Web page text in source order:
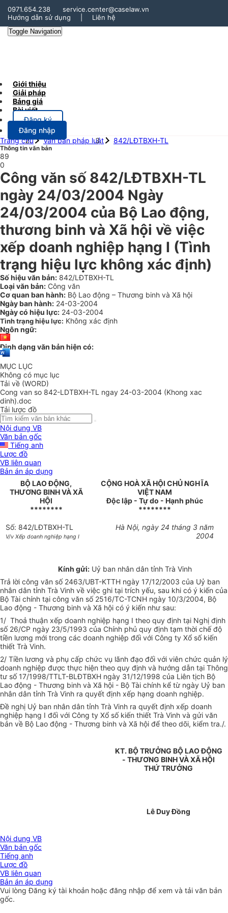
0971.654.238
service.center@caselaw.vn
Hướng dẫn sử dụng
Liên hệ
Toggle Navigation
Giới thiệu
Giải pháp
Bảng giá
Bài viết
Đăng ký
Đăng nhập
Trang chủ
Văn bản pháp luật 842/LĐTBXH-TL
Thông tin văn bản
89
0
Công văn số 842/LĐTBXH-TL
ngày 24/03/2004 Ngày
24/03/2004 của Bộ Lao động,
thương binh và Xã hội về việc
xếp doanh nghiệp hạng I (Tình
trạng hiệu lực không xác định)
Số hiệu văn bản: 842/LĐTBXH-TL
Loại văn bản: Công văn
Cơ quan ban hành: Bộ Lao động – Thương binh và Xã hội
Ngày ban hành: 24-03-2004
Ngày có hiệu lực: 24-03-2004
Tình trạng hiệu lực: Không xác định
Ngôn ngữ:
Định dạng văn bản hiện có:
MỤC LỤC
Không có mục lục
Tải về (WORD)
Cong van so 842-LDTBXH-TL ngay 24-03-2004 (Khong xac
dinh).doc
Tải lược đồ
Nội dung VB
Văn bản gốc
Tiếng anh
Lược đồ
VB liên quan
Bản án áp dụng
BỘ LAO ĐỘNG,
THƯƠNG BINH VÀ XÃ
HỘI
********
CỘNG HOÀ XÃ HỘI CHỦ NGHĨA
VIỆT NAM
Độc lập - Tự do - Hạnh phúc
********
Số: 842/LĐTBXH-TL
V/v Xếp doanh nghiệp hạng I
Hà Nội, ngày 24 tháng 3 năm
2004
Kính gửi: Uỷ ban nhân dân tỉnh Trà Vinh
Trả lời công văn số 2463/UBT-KTTH ngày 17/12/2003 của Uỷ ban
nhân dân tỉnh Trà Vinh về việc ghi tại trích yếu, sau khi có ý kiến của
Bộ Tài chính tại công văn số 2516/TC-TCNH ngày 10/3/2004, Bộ
Lao động - Thương binh và Xã hội có ý kiến như sau:
1/ Thoả thuận xếp doanh nghiệp hạng I theo quy định tại Nghị định
số 26/CP ngày 23/5/1993 của Chính phủ quy định tạm thời chế độ
tiền lương mới trong các doanh nghiệp đối với Công ty Xổ số kiến
thiết Trà Vinh.
2/ Tiền lương và phụ cấp chức vụ lãnh đạo đối với viên chức quản lý
doanh nghiệp được thực hiện theo quy định và hướng dẫn tại Thông
tư số 17/1998/TTLT-BLĐTBXH ngày 31/12/1998 của Liên tịch Bộ
Lao động - Thương binh và Xã hội - Bộ Tài chính kể từ ngày Uỷ ban
nhân dân tỉnh Trà Vinh ra quyết định xếp hạng doanh nghiệp.
Đề nghị Uỷ ban nhân dân tỉnh Trà Vinh ra quyết định xếp doanh
nghiệp hạng I đối với Công ty Xổ số kiến thiết Trà Vinh và gửi văn
bản về Bộ Lao động - Thương binh và Xã hội để theo dõi, kiểm tra./.
KT. BỘ TRƯỞNG BỘ LAO ĐỘNG
- THƯƠNG BINH VÀ XÃ HỘI
THỨ TRƯỞNG
Lê Duy Đồng
Nội dung VB
Văn bản gốc
Tiếng anh
Lược đồ
VB liên quan
Bản án áp dụng
Vui lòngĐăng ký tài khoản hoặc đăng nhập để xem và tải văn bản
gốc.